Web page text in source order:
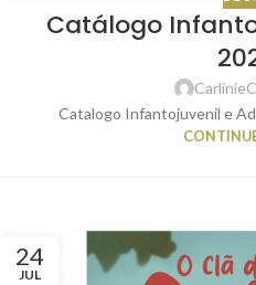
Catálogo
Catalogo Infantojuvenil e
24
JUL